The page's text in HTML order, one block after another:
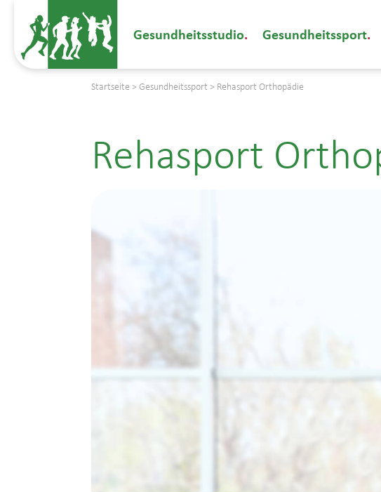
Gesundheitsstudio Gesundheitssport
Startseite > Gesundheitssport > Rehasport Orthopädie
Rehasport